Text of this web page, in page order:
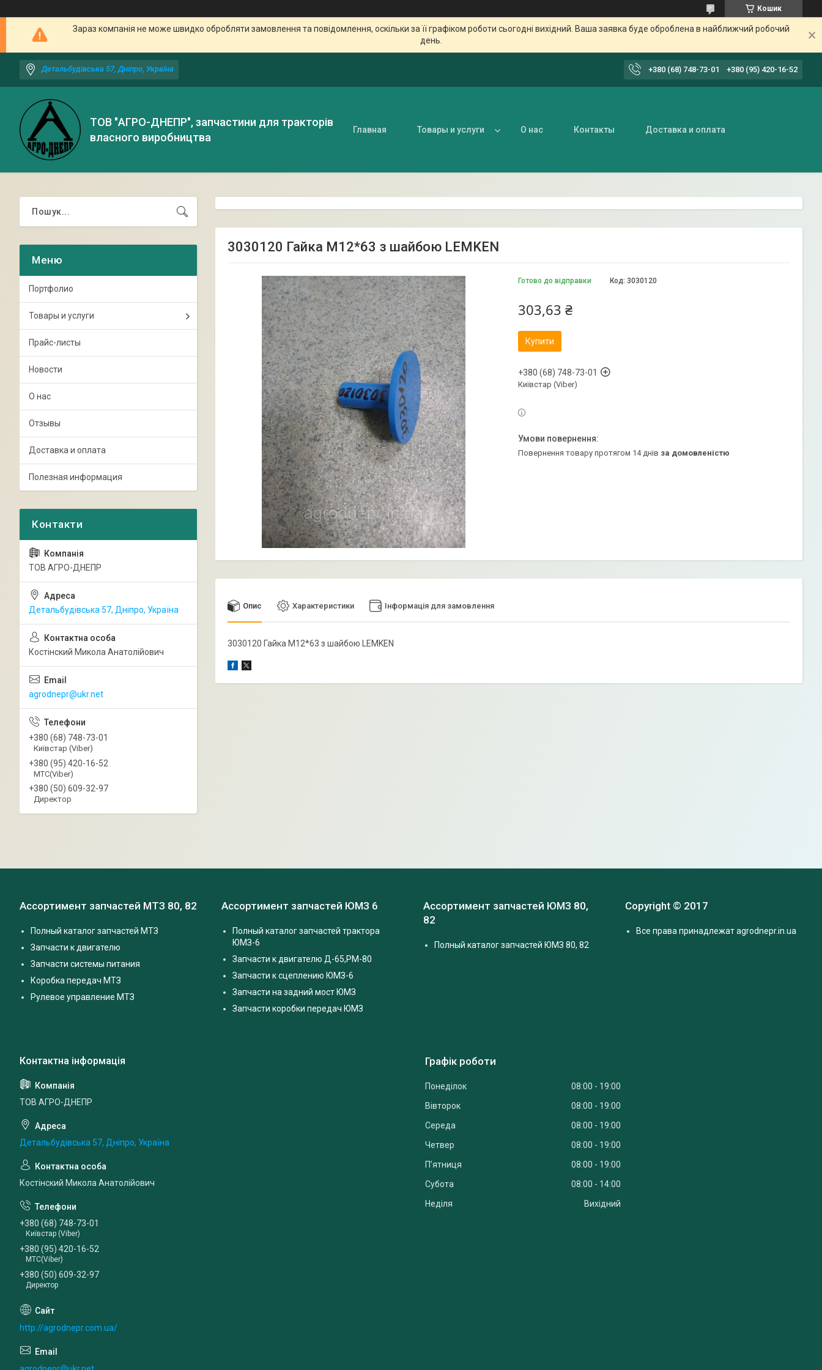
Кошик
Зараз компанія не може швидко обробляти замовлення та повідомлення, оскільки за її графіком роботи сьогодні вихідний. Ваша заявка буде оброблена в найближчий робочий
день.
Детальбудівська 57, Дніпро, Україна +380 (68) 748-73-01 +380 (95) 420-16-52
ТОВ "АГРО-ДНЕПР", запчастини для тракторів
власного виробництва
Главная Товары и услуги О нас Контакты Доставка и оплата
3030120 Гайка М12*63 з шайбою LEMKEN
Готово до відправки Код: 3030120
303,63 ₴
Купити
+380 (68) 748-73-01
Київстар (Viber)
повернення товару протягом 14 днів за домовленістю
Опис Характеристики Інформація для замовлення
3030120 Гайка М12*63 з шайбою LEMKEN
Портфолио
Товары и услуги
Прайс-листы
Новости
О нас
Отзывы
Доставка и оплата
Полезная информация
ТОВ АГРО-ДНЕПР
Детальбудівська 57, Дніпро, Україна
Костінский Микола Анатолійович
agrodnepr@ukr.net
+380 (68) 748-73-01
Київстар (Viber)
+380 (95) 420-16-52
МТС(Viber)
+380 (50) 609-32-97
Директор
Ассортимент запчастей МТЗ 80, 82
Полный каталог запчастей МТЗ
Запчасти к двигателю
Запчасти системы питания
Коробка передач МТЗ
Рулевое управление МТЗ
Ассортимент запчастей ЮМЗ 6
Полный каталог запчастей трактора
ЮМЗ-6
Запчасти к двигателю Д-65,РМ-80
Запчасти к сцеплению ЮМЗ-6
Запчасти на задний мост ЮМЗ
Запчасти коробки передач ЮМЗ
Ассортимент запчастей ЮМЗ 80,
82
Полный каталог запчастей ЮМЗ 80, 82
Copyright © 2017
Все права принадлежат agrodnepr.in.ua
ТОВ АГРО-ДНЕПР
Детальбудівська 57, Дніпро, Україна
Костінский Микола Анатолійович
+380 (68) 748-73-01
Київстар (Viber)
+380 (95) 420-16-52
МТС(Viber)
+380 (50) 609-32-97
Директор
http://agrodnepr.com.ua/
Графік роботи
Понеділок 08:00
19:00
Вівторок
08:00
19:00
Середа
08:00
19:00
Четвер
08:00
19:00
Пʼятниця
08:00
19:00
Субота
08:00
14:00
Неділя
Вихідний